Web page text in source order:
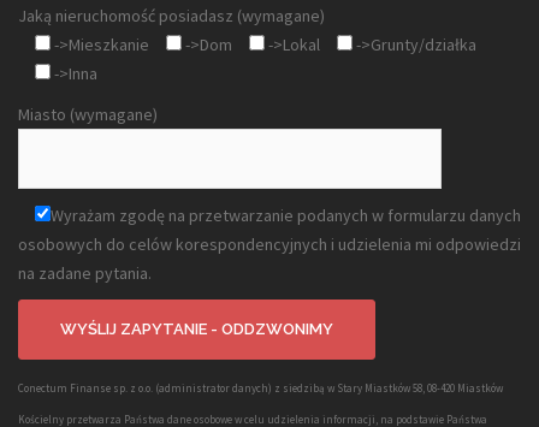
Jaką nieruchomość posiadasz (wymagane)
->Mieszkanie
->Dom ->Lokal
->Grunty/działka
->Inna
Miasto (wymagane)
Wyrażam zgodę na przetwarzanie podanych w formularzu danych
osobowych do celów korespondencyjnych i udzielenia mi odpowiedzi
na zadane pytania.
Conectum Finanse sp. z o.o. (administrator danych) z siedzibą w Stary Miastków 58, 08-420 Miastków
Kościelny przetwarza Państwa dane osobowe w celu udzielenia informacji, na podstawie Państwa